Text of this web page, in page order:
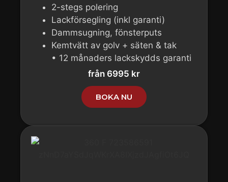
2-stegs polering
Lackförsegling (inkl garanti)
Dammsugning, fönsterputs
Kemtvätt av golv + säten & tak
• 12 månaders lackskydds garanti
från 6995 kr
BOKA NU